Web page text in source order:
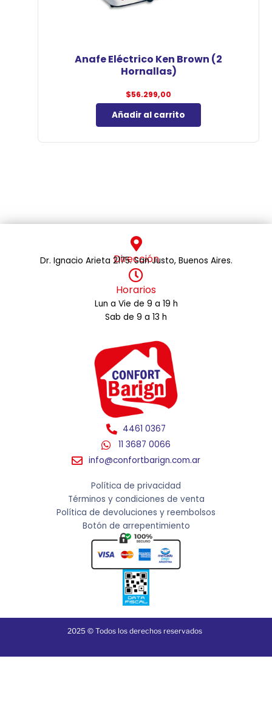
Anafe Eléctrico Ken Brown (2
Hornallas)
$56.299,00
Añadir al carrito
Dirección
Dr. Ignacio Arieta 2175. San Justo, Buenos Aires.
Horarios
Lun a Vie de 9 a 19 h
Sab de 9 a 13 h
4461 0367
11 3687 0066
info@confortbarign.com.ar
Política de privacidad
Términos y condiciones de venta
Política de devoluciones y reembolsos
Botón de arrepentimiento
2025 © Todos los derechos reservados